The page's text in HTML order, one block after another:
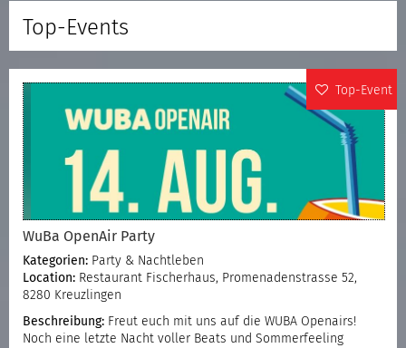
Top-Events
Top-Event
WuBa OpenAir Party
Kategorien: Party & Nachtleben
Location: Restaurant Fischerhaus, Promenadenstrasse 52,
8280 Kreuzlingen
Beschreibung: Freut euch mit uns auf die WUBA Openairs!
Noch eine letzte Nacht voller Beats und Sommerfeeling